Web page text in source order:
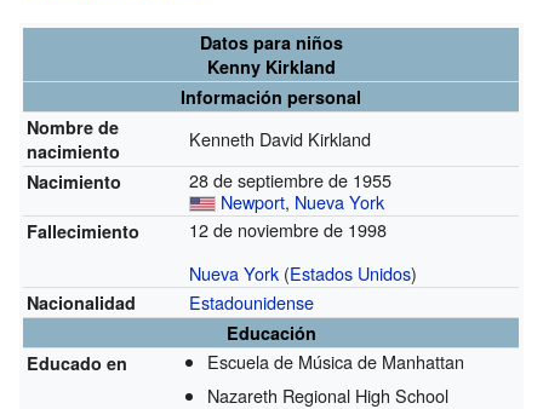
Datos para niños
Kenny Kirkland
Información personal
Nombre de
nacimiento
Kenneth David Kirkland
Nacimiento
28 de septiembre de 1955
Newport, Nueva York
Fallecimiento
12 de noviembre de 1998
Nueva York (Estados Unidos)
Nacionalidad Estadounidense
Educación
Educado en
Escuela de Música de Manhattan
Nazareth Regional High School